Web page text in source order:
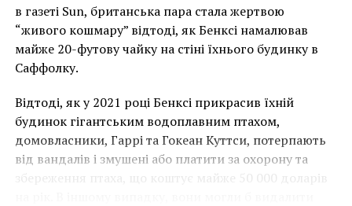
в газеті Sun, британська пара стала жертвою
“живого кошмару” відтоді, як Бенксі намалював
майже 20-футову чайку на стіні їхнього будинку в
Саффолку.
Відтоді, як у 2021 році Бенксі прикрасив їхній
будинок гігантським водоплавним птахом,
домовласники, Гаррі та Гокеан Куттси, потерпають
від вандалів і змушені або платити за охорону та
збереження птаха, що коштує майже 50 000 доларів